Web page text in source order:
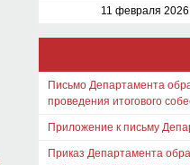
11 февраля 2026
Письмо Департамента
проведения итогового
Приложение к письму
Приказ Департамента